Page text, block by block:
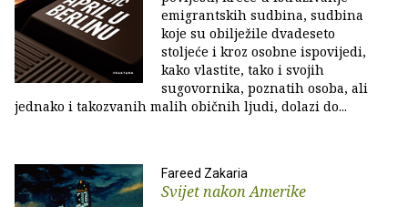
emigrantskih sudbina, sudbina
koje su obilježile dvadeseto
stoljeće i kroz osobne ispovijedi,
kako vlastite, tako i svojih
sugovornika, poznatih osoba, ali
jednako i takozvanih malih običnih ljudi, dolazi do...
Fareed Zakaria
Svijet nakon Amerike